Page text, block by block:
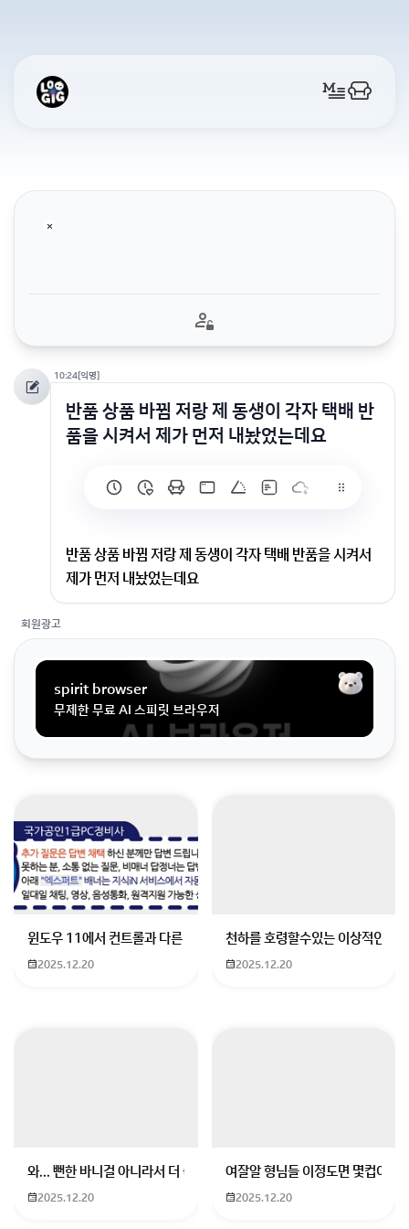
10:24[익명]
반품 상품 바뀜 저랑 제 동생이 각자 택배 반
품을 시켜서 제가 먼저 내놨었는데요
반품 상품 바뀜 저랑 제 동생이 각자 택배 반품을 시켜서
제가 먼저 내놨었는데요
갔어요 6천원 내면 돌려준대서 동생이 냈다는데 기사님
이 잘못 가져가신건데 저희가 6천원 내는게 맞나요?
고객문의 센터에 문의글 남겨보세요!
회원가입 혹은 광고 [X]를 누르면 내용이 보입니다
회원광고
spirit browser
무제한 무료 AI 스피릿 브라우저
윈도우 11에서 컨트롤과 다른 키가 같이 안눌림 게임을 하는 중에 컨트
2025.12.20
천하를 호령할수있는 이상적인 몸
2025.12.20
와... 뻔한 바니걸 아니라서 더 좋음
2025.12.20
여잘알 형님들 이정도면 몇컵이에
2025.12.20